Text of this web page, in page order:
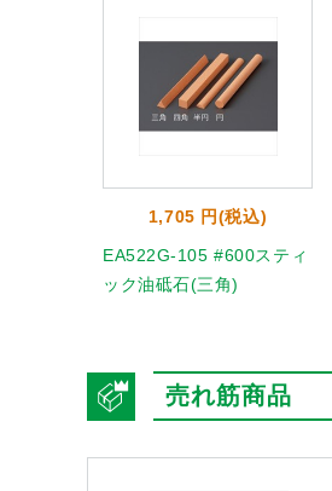
1,705 円(税込)
EA522G-105 #600スティ
ック油砥石(三角)
売れ筋商品